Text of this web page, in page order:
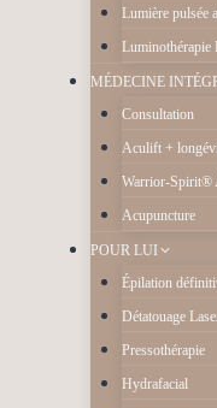
Lumière pulsée
Luminothérapie
MÉDECINE
Consultation
Aculift +
Warrior-Spirit®
Acupuncture
POUR LUI
Épilation
Détatouage
Pressothérapie
Hydrafacial